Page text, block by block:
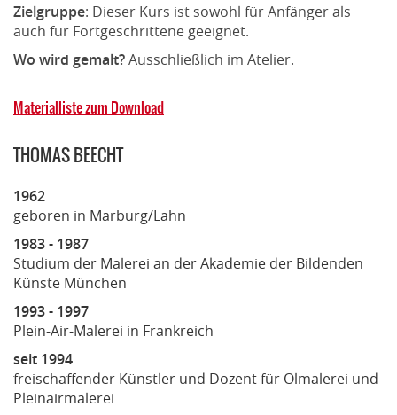
Zielgruppe: Dieser Kurs ist sowohl für Anfänger als
auch für Fortgeschrittene geeignet.
Wo wird gemalt?Ausschließlich im Atelier.
Materialliste zum Download
THOMAS BEECHT
1962
geboren in Marburg/Lahn
1983 - 1987
Studium der Malerei an der Akademie der Bildenden
Künste München
1993 - 1997
Plein-Air-Malerei in Frankreich
seit 1994
freischaffender Künstler und Dozent für Ölmalerei und
Pleinairmalerei